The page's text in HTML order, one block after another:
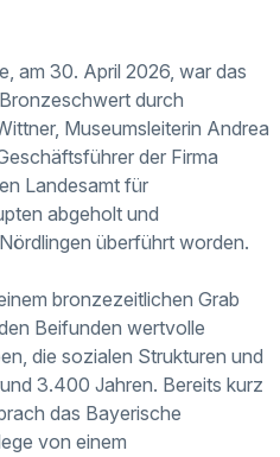
am 30. April 2026, war das
durch
Museumsleiterin Andrea
der Firma
Landesamt für
abgeholt und
überführt worden.
bronzezeitlichen Grab
Beifunden wertvolle
die sozialen Strukturen und
3.400 Jahren. Bereits kurz
das Bayerische
von einem